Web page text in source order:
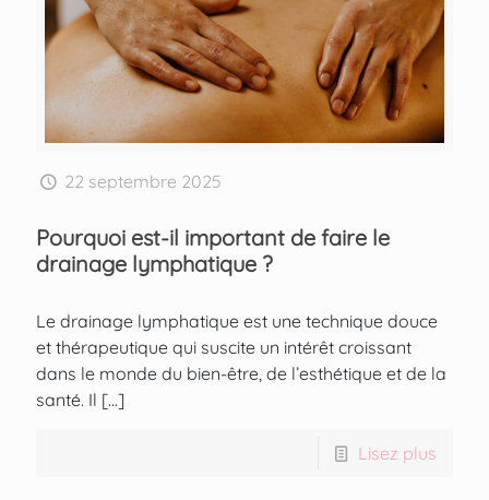
22 septembre 2025
Pourquoi est-il important de faire le
drainage lymphatique ?
Le drainage lymphatique est une technique douce
et thérapeutique qui suscite un intérêt croissant
dans le monde du bien-être, de l’esthétique et de la
santé. Il […]
Lisez plus